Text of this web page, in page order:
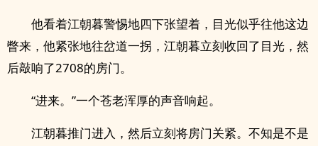
他看着江朝暮警惕地四下张望着，目光似乎往他这边
瞥来，他紧张地往岔道一拐，江朝暮立刻收回了目光，然
后敲响了2708的房门。
“进来。”一个苍老浑厚的声音响起。
江朝暮推门进入，然后立刻将房门关紧。不知是不是